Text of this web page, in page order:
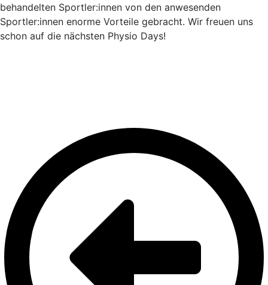
behandelten Sportler:innen von den anwesenden
Sportler:innen enorme Vorteile gebracht. Wir freuen uns
schon auf die nächsten Physio Days!